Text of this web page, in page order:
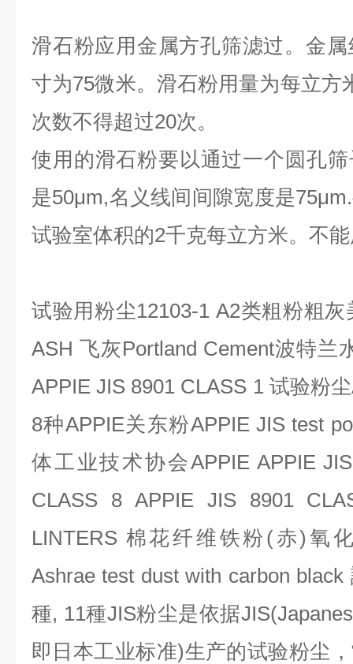
滑石粉应用金属方孔筛滤过。金
寸为75微米。滑石粉用量为每立方
次数不得超过20次。
使用的滑石粉要以通过一个圆孔
是50μm,名义线间间隙宽度是
试验室体积的2千克每立方米。不
试验用粉尘12103-1 A2类粗粉粗
ASH飞灰Portland Cement波特兰
APPIE JIS 8901 CLASS 1 试验粉尘
8种APPIE关东粉APPIE JIS test
体工业技术协会APPIE APPIE
CLASS 8 APPIE JIS 8901
LINTERS 棉花纤维铁粉 ( 赤) 氧
Ashrae test dust with carbon black
種, 11種JIS粉尘是依据
即日本工业标准)生产的试验粉尘